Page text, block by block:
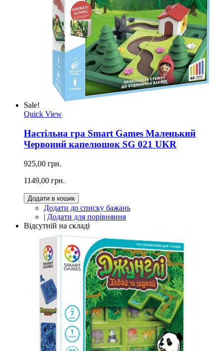
Sale!
Quick View
Настільна гра Smart Games Маленький
Червоний капелюшок SG 021 UKR
925,00 грн.
1149,00 грн.
Додати в кошик
Додати до списку бажань
| Додати для порівняння
Відсутній на складі